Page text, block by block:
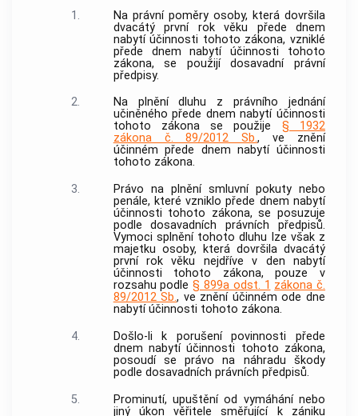
1.
Na právní poměry osoby, která dovršila
dvacátý první rok věku přede dnem
nabytí účinnosti tohoto zákona, vzniklé
přede dnem nabytí účinnosti tohoto
zákona, se použijí dosavadní právní
předpisy.
2.
Na plnění dluhu z právního jednání
učiněného přede dnem nabytí účinnosti
tohoto zákona se použije § 1932
zákona č. 89/2012 Sb., ve znění
účinném přede dnem nabytí účinnosti
tohoto zákona.
3.
Právo na plnění smluvní pokuty nebo
penále, které vzniklo přede dnem nabytí
účinnosti tohoto zákona, se posuzuje
podle dosavadních právních předpisů.
Vymoci splnění tohoto dluhu lze však z
majetku osoby, která dovršila dvacátý
první rok věku nejdříve v den nabytí
účinnosti tohoto zákona, pouze v
rozsahu podle§ 899a odst. 1 zákona č.
89/2012 Sb., ve znění účinném ode dne
nabytí účinnosti tohoto zákona.
4.
Došlo-li k porušení povinnosti přede
dnem nabytí účinnosti tohoto zákona,
posoudí se právo na náhradu škody
podle dosavadních právních předpisů.
5.
Prominutí, upuštění od vymáhání nebo
jiný úkon věřitele směřující k zániku